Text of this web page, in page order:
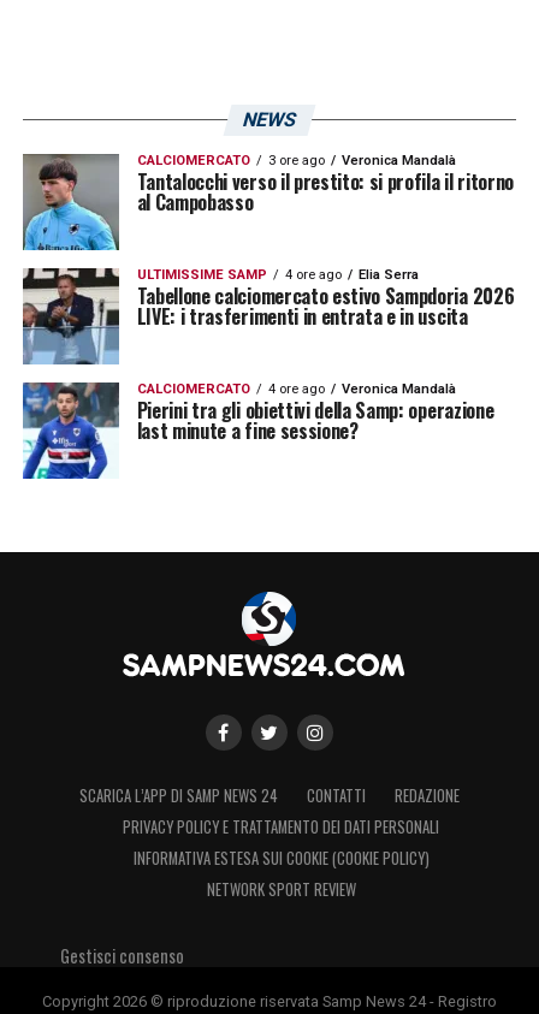
LA PLAYLIST DELLE NOSTRE TOP NEWS
NEWS
CALCIOMERCATO 3 ore ago Veronica Mandalà
Tantalocchi verso il prestito: si profila il ritorno
al Campobasso
ULTIMISSIME SAMP 4 ore ago Elia Serra
Tabellone calciomercato estivo Sampdoria 2026
LIVE: i trasferimenti in entrata e in uscita
CALCIOMERCATO 4 ore ago Veronica Mandalà
Pierini tra gli obiettivi della Samp: operazione
last minute a fine sessione?
SCARICA L’APP DI SAMP NEWS 24 CONTATTI
REDAZIONE
PRIVACY POLICY E TRATTAMENTO DEI DATI PERSONALI
INFORMATIVA ESTESA SUI COOKIE (COOKIE POLICY)
NETWORK SPORT REVIEW
Gestisci consenso
Copyright 2026 © riproduzione riservata Samp News 24 - Registro